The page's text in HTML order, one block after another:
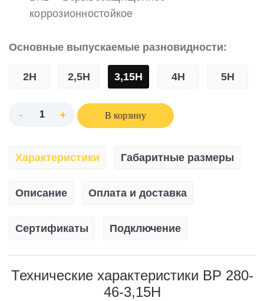
коррозионностойкое
Основные выпускаемые разновидности:
2Н 2,5Н 3,15Н 4Н 5Н
- + В корзину
Характеристики Габаритные размеры
Описание Оплата и доставка
Сертификаты Подключение
Технические характеристики ВР 280-
46-3,15Н